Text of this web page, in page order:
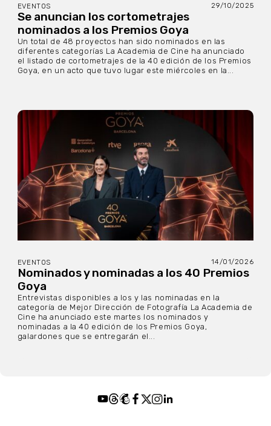
EVENTOS 29/10/2025
Se anuncian los cortometrajes
nominados a los Premios Goya
Un total de 48 proyectos han sido nominados en las
diferentes categorías La Academia de Cine ha anunciado
el listado de cortometrajes de la 40 edición de los Premios
Goya, en un acto que tuvo lugar este miércoles en la...
EVENTOS 14/01/2026
Nominados y nominadas a los 40 Premios
Goya
Entrevistas disponibles a los y las nominadas en la
categoría de Mejor Dirección de Fotografía La Academia de
Cine ha anunciado este martes los nominados y
nominadas a la 40 edición de los Premios Goya,
galardones que se entregarán el...